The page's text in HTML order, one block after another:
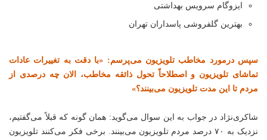
ایزوگام سرویس بهداشتی
بهترین گلفروشی پاسداران تهران
سپس درمورد مخاطب تلویزیون می‌پرسم: «با دقت به تغییرات عادات
تماشای تلویزیون و اصطلاحاً تحول ذائقه مخاطب، الان چه درصدی از
مردم تا این مدت تلویزیون می‌بینند؟»
شاکری‌نژاد در جواب به این سوال می‌گوید: همان گونه که قبلاً می‌گفتیم،
نزدیک به ۷۰ درصد مردم تلویزیون می‌بینند. برخی فکر می‌کنند تلویزیون